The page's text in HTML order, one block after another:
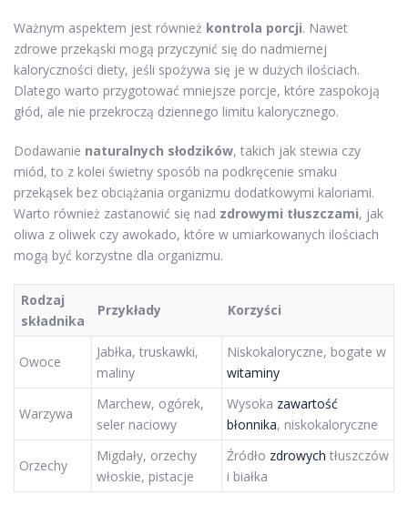
Ważnym aspektem jest również kontrola porcji. Nawet
zdrowe przekąski mogą przyczynić się do nadmiernej
kaloryczności diety, jeśli spożywa się je w dużych ilościach.
Dlatego warto przygotować mniejsze porcje, które zaspokoją
głód, ale nie przekroczą dziennego limitu kalorycznego.
Dodawanie naturalnych słodzików, takich jak stewia czy
miód, to z kolei świetny sposób na podkręcenie smaku
przekąsek bez obciążania organizmu dodatkowymi kaloriami.
Warto również zastanowić się nad zdrowymi tłuszczami, jak
oliwa z oliwek czy awokado, które w umiarkowanych ilościach
mogą być korzystne dla organizmu.
Rodzaj
składnika
Przykłady Korzyści
Owoce
Jabłka, truskawki,
maliny
Niskokaloryczne, bogate w
witaminy
Warzywa
Marchew, ogórek,
seler naciowy
Wysoka zawartość
błonnika, niskokaloryczne
Orzechy
Migdały, orzechy
włoskie, pistacje
Źródło zdrowych tłuszczów
i białka